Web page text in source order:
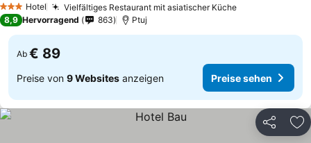
3 SterneHotel Vielfältiges Restaurant mit asiatischer Küche
8,9 Hervorragend 863 Ptuj
Ab € 89
Preise von 9 Websites anzeigen Preise sehen
Teilen